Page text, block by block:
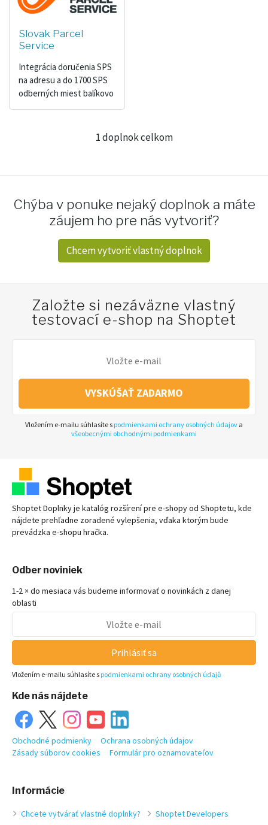
Slovak Parcel
Service
Integrácia doručenia SPS
na adresu a do 1700 SPS
odberných miest balíkovo
1 doplnok celkom
Chýba v ponuke nejaký doplnok a máte
záujem ho pre nás vytvoriť?
Chcem vytvoriť vlastný doplnok
Založte si nezáväzne vlastný
testovací e-shop na Shoptet
VYSKÚŠAŤ ZADARMO
Vložením e-mailu súhlasíte s podmienkami ochrany osobných údajov a
všeobecnými obchodnými podmienkami
Shoptet Doplnky je katalóg rozšírení pre e-shopyod Shoptetu, kde
nájdete prehľadne zoradené vylepšenia, vďaka ktorým bude
prevádzka e-shopu hračka.
Informácie
Chcete vytvárať vlastné doplnky?
Shoptet Developers
Odber noviniek
1-2 × do mesiaca vás budeme informovať o novinkách z danej
oblasti
Prihlásiť sa
Vložením e-mailu súhlasíte s podmienkami ochrany osobných údajů
Kde nás nájdete
Obchodné podmienky
Ochrana osobných údajov
Zásady súborov cookies
Formulár pro oznamovateľov